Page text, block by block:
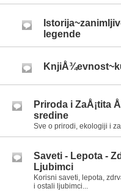
legende
Priroda i ZaÅ¡tita
sredine
Sve o prirodi, ekologiji i
Saveti - Lepota -
Ljubimci
Korisni saveti, lepota,
i ostali ljubimci...